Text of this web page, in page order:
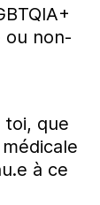
ou non-
toi, que
à ce